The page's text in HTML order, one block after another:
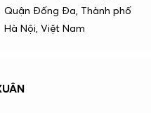
Quận Đống Đa, Thành phố
Hà Nội, Việt Nam